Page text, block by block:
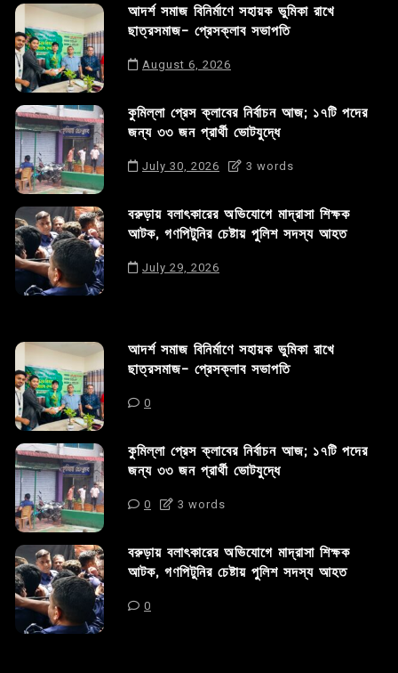
আদর্শ সমাজ বিনির্মাণে সহায়ক ভুমিকা রাখে
ছাত্রসমাজ- প্রেসক্লাব সভাপতি
August 6, 2026
কুমিল্লা প্রেস ক্লাবের নির্বাচন আজ; ১৭টি পদের
জন্য ৩৩ জন প্রার্থী ভোটযুদ্ধে
July 30, 2026 3 words
বরুড়ায় বলাৎকারের অভিযোগে মাদ্রাসা শিক্ষক
আটক, গণপিটুনির চেষ্টায় পুলিশ সদস্য আহত
July 29, 2026
আদর্শ সমাজ বিনির্মাণে সহায়ক ভুমিকা রাখে
ছাত্রসমাজ- প্রেসক্লাব সভাপতি
0
কুমিল্লা প্রেস ক্লাবের নির্বাচন আজ; ১৭টি পদের
জন্য ৩৩ জন প্রার্থী ভোটযুদ্ধে
0 3 words
বরুড়ায় বলাৎকারের অভিযোগে মাদ্রাসা শিক্ষক
আটক, গণপিটুনির চেষ্টায় পুলিশ সদস্য আহত
0